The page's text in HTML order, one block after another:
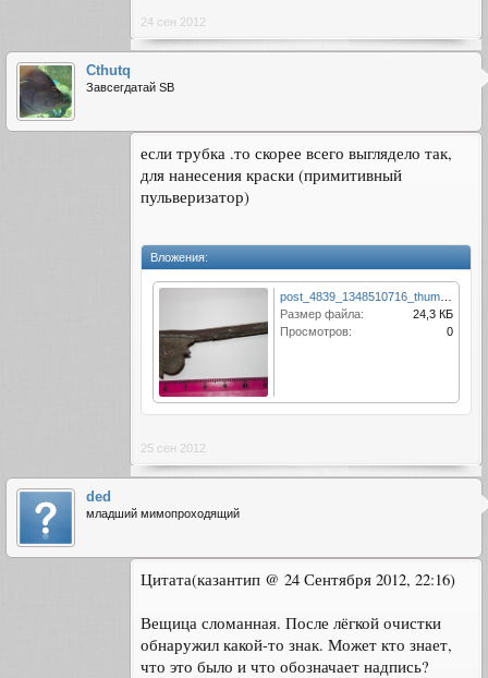
24 сен 2012
Cthutq
Завсегдатай SB
если трубка .то скорее всего выглядело так,
для нанесения краски (примитивный
пульверизатор)
Вложения:
post_4839_1348510716_thumb.jpg
Размер файла:
24,3 КБ
Просмотров:
0
25 сен 2012
ded
младший мимопроходящий
Цитата(казантип @ 24 Сентября 2012, 22:16)
Вещица сломанная. После лёгкой очистки
обнаружил какой-то знак. Может кто знает,
что это было и что обозначает надпись?